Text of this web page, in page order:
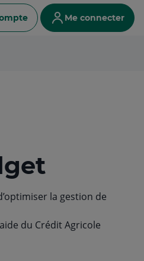
Me connecter
la gestion de
du Crédit Agricole